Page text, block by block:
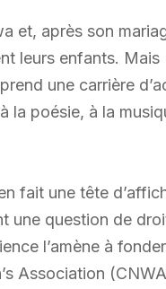
et, après son
leurs enfants.
une carrière
la poésie, à la
fait une tête
une question de
l’amène à
Association